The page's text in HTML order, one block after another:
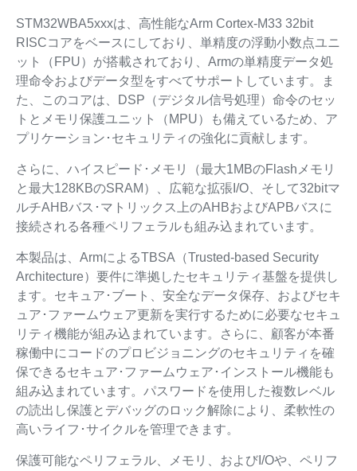
STM32WBA5xxxは、高性能なArm Cortex-M33 32bit
RISCコアをベースにしており、単精度の浮動小数点ユニ
ット（FPU）が搭載されており、Armの単精度データ処
理命令およびデータ型をすべてサポートしています。ま
た、このコアは、DSP（デジタル信号処理）命令のセッ
トとメモリ保護ユニット（MPU）も備えているため、ア
プリケーション･セキュリティの強化に貢献します。
さらに、ハイスピード･メモリ（最大1MBのFlashメモリ
と最大128KBのSRAM）、広範な拡張I/O、そして32bitマ
ルチAHBバス･マトリックス上のAHBおよびAPBバスに
接続される各種ペリフェラルも組み込まれています。
本製品は、ArmによるTBSA（Trusted-based Security
Architecture）要件に準拠したセキュリティ基盤を提供し
ます。セキュア･ブート、安全なデータ保存、およびセキ
ュア･ファームウェア更新を実行するために必要なセキュ
リティ機能が組み込まれています。さらに、顧客が本番
稼働中にコードのプロビジョニングのセキュリティを確
保できるセキュア･ファームウェア･インストール機能も
組み込まれています。パスワードを使用した複数レベル
の読出し保護とデバッグのロック解除により、柔軟性の
高いライフ･サイクルを管理できます。
保護可能なペリフェラル、メモリ、およびI/Oや、ペリフ